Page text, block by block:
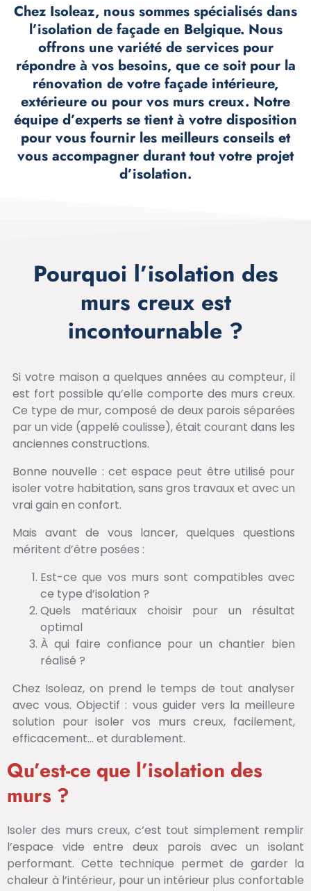
Chez Isoleaz, nous sommes spécialisés dans
l’isolation de façade en Belgique. Nous
offrons une variété de services pour
répondre à vos besoins, que ce soit pour la
rénovation de votre façade intérieure,
extérieure ou pour vos murs creux. Notre
équipe d’experts se tient à votre disposition
pour vous fournir les meilleurs conseils et
vous accompagner durant tout votre projet
d’isolation.
Pourquoi l’isolation des
murs creux est
incontournable ?
Si votre maison a quelques années au compteur, il
est fort possible qu’elle comporte des murs creux.
Ce type de mur, composé de deux parois séparées
par un vide (appelé coulisse), était courant dans les
anciennes constructions.
Bonne nouvelle : cet espace peut être utilisé pour
isoler votre habitation, sans gros travaux et avec un
vrai gain en confort.
Mais avant de vous lancer, quelques questions
méritent d’être posées :
Est-ce que vos murs sont compatibles avec
ce type d’isolation ?
Quels matériaux choisir pour un résultat
optimal
À qui faire confiance pour un chantier bien
réalisé ?
Chez Isoleaz, on prend le temps de tout analyser
avec vous. Objectif : vous guider vers la meilleure
solution pour isoler vos murs creux, facilement,
efficacement… et durablement.
Qu’est-ce que l’isolation des
murs ?
Isoler des murs creux, c’est tout simplement remplir
l’espace vide entre deux parois avec un isolant
performant. Cette technique permet de garder la
chaleur à l’intérieur, pour un intérieur plus confortable